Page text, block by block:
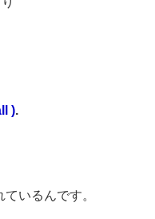
).
いるんです。